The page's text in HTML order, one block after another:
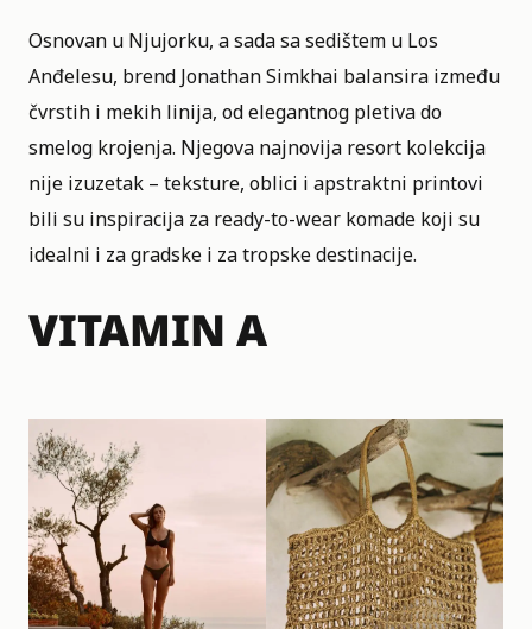
Osnovan u Njujorku, a sada sa sedištem u Los
Anđelesu, brend Jonathan Simkhai balansira između
čvrstih i mekih linija, od elegantnog pletiva do
smelog krojenja. Njegova najnovija resort kolekcija
nije izuzetak – teksture, oblici i apstraktni printovi
bili su inspiracija za ready-to-wear komade koji su
idealni i za gradske i za tropske destinacije.
VITAMIN A